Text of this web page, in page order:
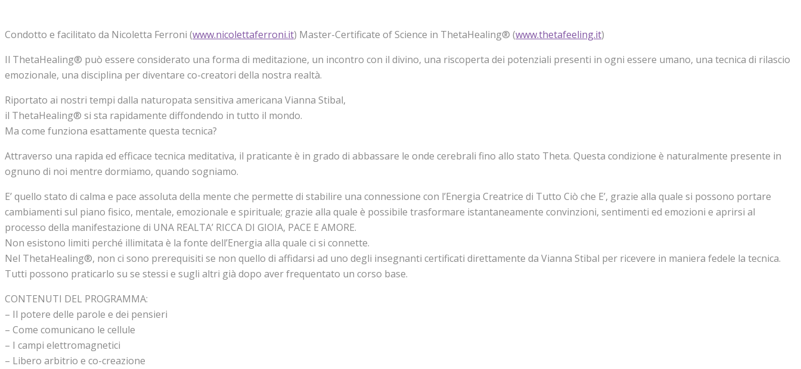
Condotto e facilitato da Nicoletta Ferroni (www.nicolettaferroni.it) Master-Certificate of Science in ThetaHealing® (www.thetafeeling.it)
Il ThetaHealing® può essere considerato una forma di meditazione, un incontro con il divino, una riscoperta dei potenziali presenti in ogni essere umano, una tecnica di rilascio
emozionale, una disciplina per diventare co-creatori della nostra realtà.
Riportato ai nostri tempi dalla naturopata sensitiva americana Vianna Stibal,
il ThetaHealing® si sta rapidamente diffondendo in tutto il mondo.
Ma come funziona esattamente questa tecnica?
Attraverso una rapida ed efficace tecnica meditativa, il praticante è in grado di abbassare le onde cerebrali fino allo stato Theta. Questa condizione è naturalmente presente in
ognuno di noi mentre dormiamo, quando sogniamo.
E’ quello stato di calma e pace assoluta della mente che permette di stabilire una connessione con l’Energia Creatrice di Tutto Ciò che E’, grazie alla quale si possono portare
cambiamenti sul piano fisico, mentale, emozionale e spirituale; grazie alla quale è possibile trasformare istantaneamente convinzioni, sentimenti ed emozioni e aprirsi al
processo della manifestazione di UNA REALTA’ RICCA DI GIOIA, PACE E AMORE.
Non esistono limiti perché illimitata è la fonte dell’Energia alla quale ci si connette.
Nel ThetaHealing®, non ci sono prerequisiti se non quello di affidarsi ad uno degli insegnanti certificati direttamente da Vianna Stibal per ricevere in maniera fedele la tecnica.
Tutti possono praticarlo su se stessi e sugli altri già dopo aver frequentato un corso base.
CONTENUTI DEL PROGRAMMA:
– Il potere delle parole e dei pensieri
– Come comunicano le cellule
– I campi elettromagnetici
– Libero arbitrio e co-creazione